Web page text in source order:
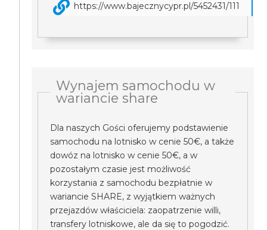
https://www.bajecznycypr.pl/5452431/111
Wynajem samochodu w
wariancie share
Dla naszych Gości oferujemy podstawienie
samochodu na lotnisko w cenie 50€, a także
dowóz na lotnisko w cenie 50€, a w
pozostałym czasie jest możliwość
korzystania z samochodu bezpłatnie w
wariancie SHARE, z wyjątkiem ważnych
przejazdów właściciela: zaopatrzenie willi,
transfery lotniskowe, ale da się to pogodzić.